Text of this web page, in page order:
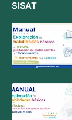
SISAT